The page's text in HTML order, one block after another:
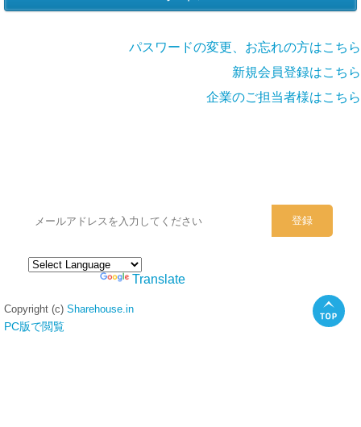
パスワードの変更、お忘れの方はこちら
新規会員登録はこちら
企業のご担当者様はこちら
Translate
Copyright (c) Sharehouse.in
PC版で閲覧